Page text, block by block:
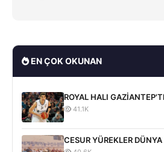
EN ÇOK OKUNAN
ROYAL HALI
41.1K
CESUR YÜREKLER